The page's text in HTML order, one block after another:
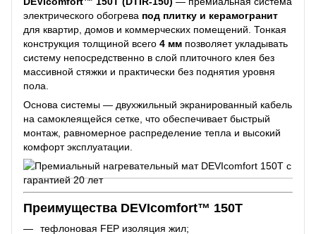
электрического обогрева под плитку и керамогранит
для квартир, домов и коммерческих помещений. Тонкая
конструкция толщиной всего 4 мм позволяет укладывать
систему непосредственно в слой плиточного клея без
массивной стяжки и практически без поднятия уровня
пола.
Основа системы — двухжильный экранированный кабель
на самоклеящейся сетке, что обеспечивает быстрый
монтаж, равномерное распределение тепла и высокий
комфорт эксплуатации.
Преимущества DEVIcomfort™ 150T
тефлоновая FEP изоляция жил;